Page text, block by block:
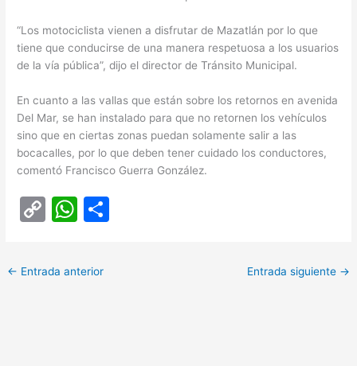
“Los motociclista vienen a disfrutar de Mazatlán por lo que
tiene que conducirse de una manera respetuosa a los usuarios
de la vía pública”, dijo el director de Tránsito Municipal.
En cuanto a las vallas que están sobre los retornos en avenida
Del Mar, se han instalado para que no retornen los vehículos
sino que en ciertas zonas puedan solamente salir a las
bocacalles, por lo que deben tener cuidado los conductores,
comentó Francisco Guerra González.
C
p
y
W
at
s
← Entrada anterior Entrada siguiente →